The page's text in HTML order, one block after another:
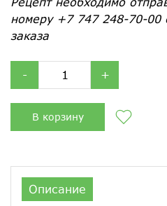
номеру +7 747 248-70-00
заказа
- +
В корзину
Описание